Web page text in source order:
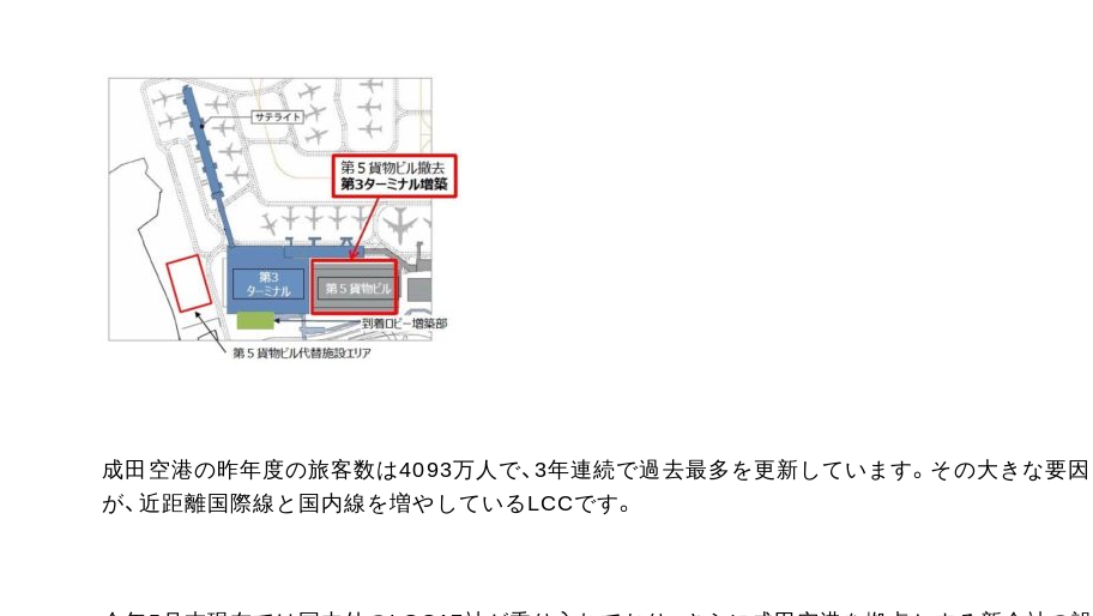
成田空港の昨年度の旅客数は4093万人で、3年連続で過去最多を更新しています。その大きな要因
が、近距離国際線と国内線を増やしているLCCです。